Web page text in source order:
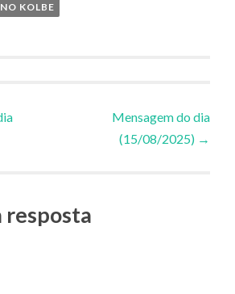
KOLBE
Mensagem do dia
(15/08/2025) →
resposta